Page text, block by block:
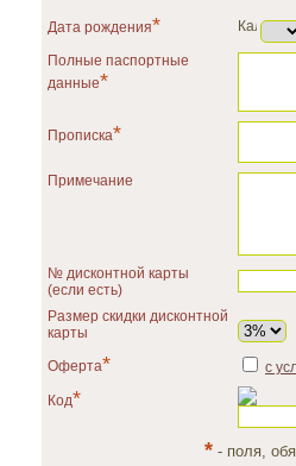
Дата рождения*
Полные паспортные
данные*
Прописка*
Примечание
№ дисконтной карты
(если есть)
Размер скидки дисконтной
карты
Оферта*
с
Код*
* - поля,